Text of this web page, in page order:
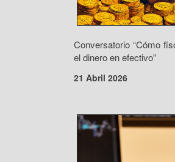
Conversatorio “Cómo
el dinero en efectivo”
21 Abril 2026